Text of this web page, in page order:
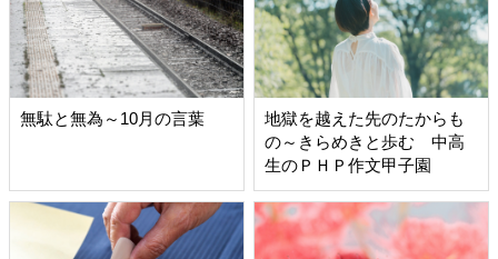
無駄と無為～10月の言葉
地獄を越えた先のたからも
の～きらめきと歩む 中高
生のＰＨＰ作文甲子園